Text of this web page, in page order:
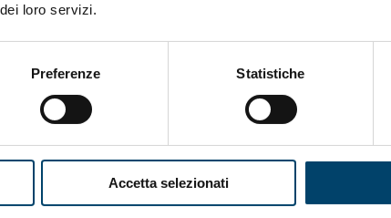
loro servizi.
Preferenze Statistiche
Accetta selezionati